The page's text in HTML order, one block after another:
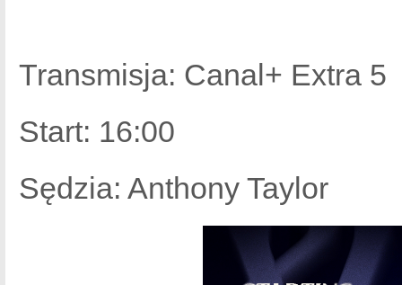
Transmisja: Canal+ Extra 5
Start: 16:00
Sędzia: Anthony Taylor